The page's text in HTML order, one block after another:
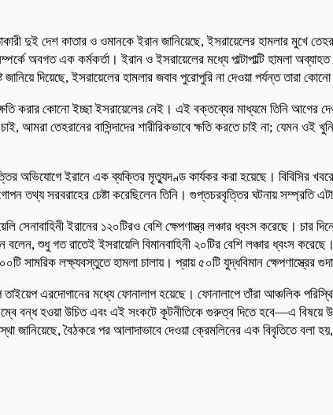
দুই দেশ কাতার ও ওমানকে ইরান জানিয়েছে, ইসরায়েলের হামলার মুখে
অবগত এক কর্মকর্তা। ইরান ও ইসরায়েলের মধ্যে পাল্টাপাল্টি হামলা
দিয়েছে, ইসরায়েলের হামলার জবাব পুরোপুরি না দেওয়া পর্যন্ত তারা
ক্ষতি করার কোনো ইচ্ছা ইসরায়েলের নেই। এই বক্তব্যের মাধ্যমে তিনি
তেহরানের বাসিন্দাদের শারীরিকভাবে ক্ষতি করতে চাই না; যেমন ওই
ইরানে এক ব্যক্তির মৃত্যুদণ্ড কার্যকর করা হয়েছে। বিবিসির খবরে
তথ্য সরবরাহের চেষ্টা করেছিলেন তিনি। গুপ্তচরবৃত্তির ঘটনায় সম্প্রতি
ইরানের ১২০টিরও বেশি ক্ষেপণাস্ত্র লঞ্চার ধ্বংস করেছে। চার
শুধু গত রাতেই ইসরায়েলি বিমানবাহিনী ২০টির বেশি লঞ্চার ধ্বংস
সামরিক লক্ষ্যবস্তুতে হামলা চালায়। প্রায় ৫০টি যুদ্ধবিমান ক্ষেপণাস্ত্রের
এরদোগানের মধ্যে ফোনালাপ হয়েছে। ফোনালাপে তাঁরা আঞ্চলিক
বন্ধ হওয়া উচিত এবং এই সংকটে কূটনীতিকে গুরুত্ব দিতে হবে—এ
জানিয়েছে, বৈঠকরে পর আলাদাভাবে দেওয়া ক্রেমলিনের এক বিবৃতিতে বলা